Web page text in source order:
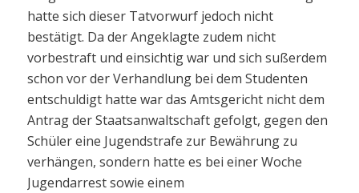
hatte sich dieser Tatvorwurf jedoch nicht
bestätigt. Da der Angeklagte zudem nicht
vorbestraft und einsichtig war und sich sußerdem
schon vor der Verhandlung bei dem Studenten
entschuldigt hatte war das Amtsgericht nicht dem
Antrag der Staatsanwaltschaft gefolgt, gegen den
Schüler eine Jugendstrafe zur Bewährung zu
verhängen, sondern hatte es bei einer Woche
Jugendarrest sowie einem